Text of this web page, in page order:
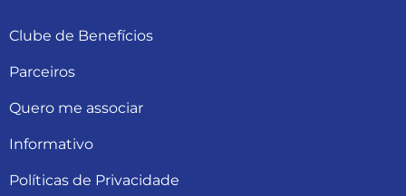
Clube de Benefícios
Parceiros
Quero me associar
Informativo
Políticas de Privacidade